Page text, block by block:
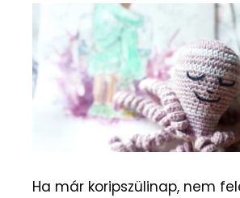
Ha már koripszülinap, nem